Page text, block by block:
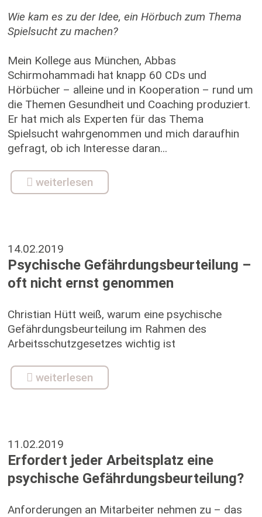
Wie kam es zu der Idee, ein Hörbuch zum Thema
Spielsucht zu machen?
Mein Kollege aus München, Abbas
Schirmohammadi hat knapp 60 CDs und
Hörbücher – alleine und in Kooperation – rund um
die Themen Gesundheit und Coaching produziert.
Er hat mich als Experten für das Thema
Spielsucht wahrgenommen und mich daraufhin
gefragt, ob ich Interesse daran...
weiterlesen
14.02.2019
Psychische Gefährdungsbeurteilung –
oft nicht ernst genommen
Christian Hütt weiß, warum eine psychische
Gefährdungsbeurteilung im Rahmen des
Arbeitsschutzgesetzes wichtig ist
weiterlesen
11.02.2019
Erfordert jeder Arbeitsplatz eine
psychische Gefährdungsbeurteilung?
Anforderungen an Mitarbeiter nehmen zu – das